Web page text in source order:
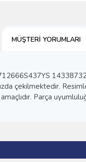
MÜŞTERI YORUMLARI
çekilmektedir.
Parça